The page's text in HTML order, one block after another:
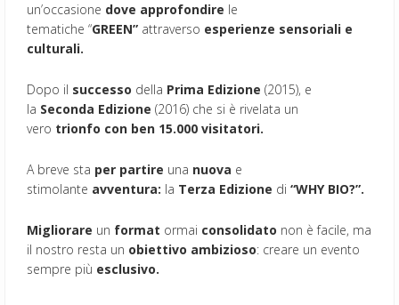
un’occasione dove approfondire le
tematiche “GREEN” attraverso esperienze sensoriali e
culturali.
Dopo il successo della Prima Edizione (2015), e
la Seconda Edizione (2016) che si è rivelata un
vero trionfo con ben 15.000 visitatori.
A breve sta per partire una nuova e
stimolante avventura: la Terza Edizione di “WHY BIO?”.
Migliorare un format ormai consolidato non è facile, ma
il nostro resta un obiettivo ambizioso: creare un evento
sempre più esclusivo.